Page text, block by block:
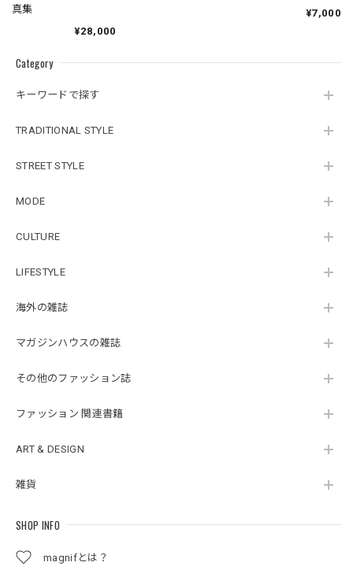
Category
キーワードで探す
TRADITIONAL STYLE
STREET STYLE
MODE
CULTURE
LIFESTYLE
海外の雑誌
マガジンハウスの雑誌
その他のファッション誌
ファッション 関連書籍
ART & DESIGN
雑貨
SHOP INFO
magnifとは？
真集
¥28,000
¥7,000